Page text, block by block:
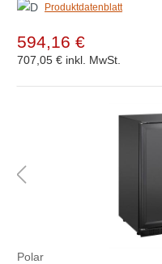
Produktdatenblatt
594,16 €
707,05 € inkl. MwSt.
Polar